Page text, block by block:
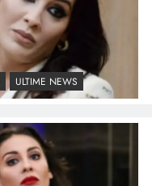
ULTIME NEWS